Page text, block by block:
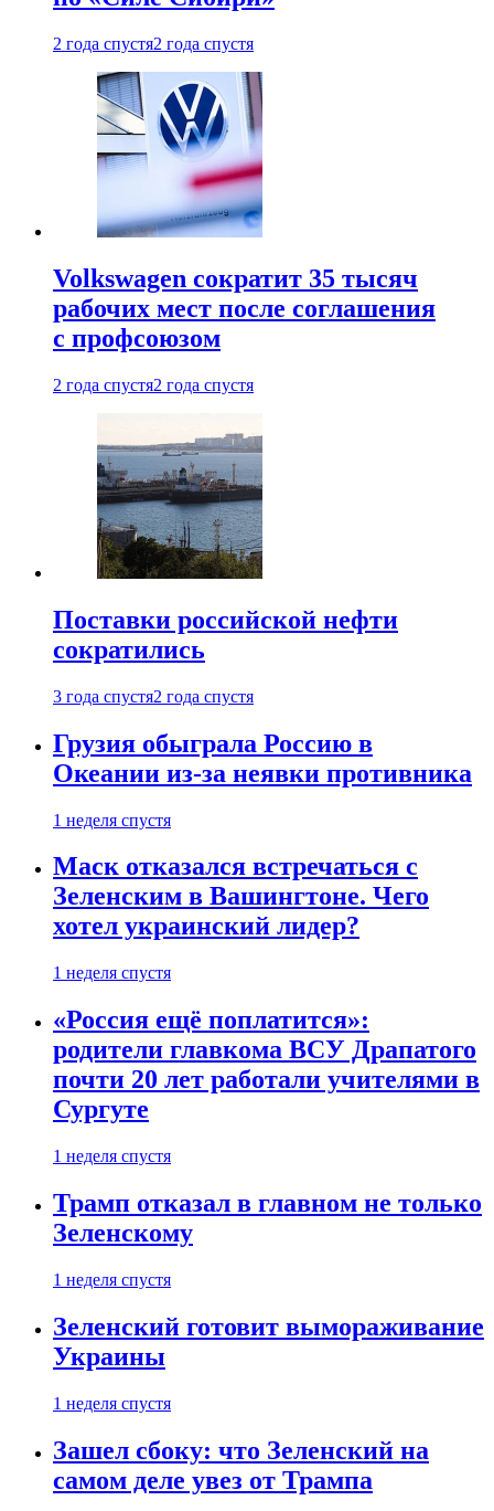
2 года спустя2 года спустя
Volkswagen сократит 35 тысяч
рабочих мест после соглашения
с профсоюзом
2 года спустя2 года спустя
Поставки российской нефти
сократились
3 года спустя2 года спустя
Грузия обыграла Россию в
Океании из-за неявки противника
1 неделя спустя
Маск отказался встречаться с
Зеленским в Вашингтоне. Чего
хотел украинский лидер?
1 неделя спустя
«Россия ещё поплатится»:
родители главкома ВСУ Драпатого
почти 20 лет работали учителями в
Сургуте
1 неделя спустя
Трамп отказал в главном не только
Зеленскому
1 неделя спустя
Зеленский готовит вымораживание
Украины
1 неделя спустя
Зашел сбоку: что Зеленский на
самом деле увез от Трампа